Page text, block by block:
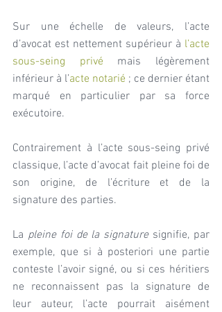
Sur une échelle de valeurs, l’acte
d’avocat est nettement supérieur à l’acte
sous-seing privé mais légèrement
inférieur à l’acte notarié ; ce dernier étant
marqué en particulier par sa force
exécutoire.
Contrairement à l’acte sous-seing privé
classique, l’acte d’avocat fait pleine foi de
son origine, de l’écriture et de la
signature des parties.
La pleine foi de la signature signifie, par
exemple, que si à posteriori une partie
conteste l’avoir signé, ou si ces héritiers
ne reconnaissent pas la signature de
leur auteur, l’acte pourrait aisément